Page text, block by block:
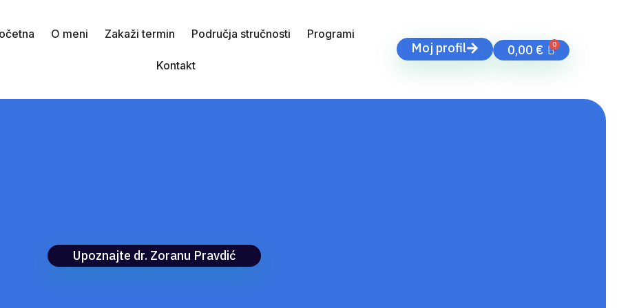
O meni Zakaži termin Područja stručnosti Programi
Kontakt
Moj profil 0,00 €
Upoznajte dr. Zoranu Pravdić